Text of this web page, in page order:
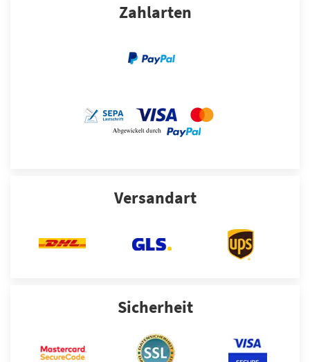
Zahlarten
Versandart
Sicherheit